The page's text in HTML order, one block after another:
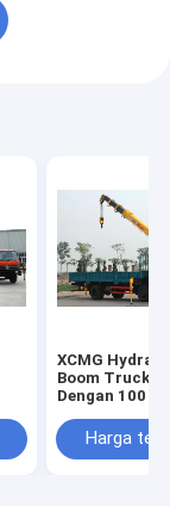
XCMG
Boom Truck
Dengan 100 L
Harga